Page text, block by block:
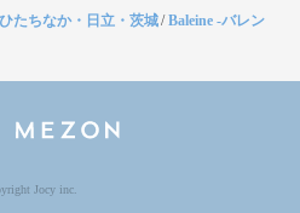
たちなか・日立・茨城/Baleine -バレン
Jocy inc.